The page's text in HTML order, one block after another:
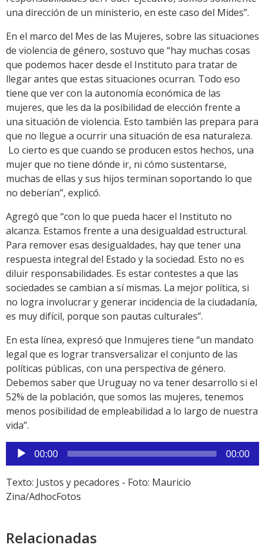
una dirección de un ministerio, en este caso del Mides”.
En el marco del Mes de las Mujeres, sobre las situaciones
de violencia de género, sostuvo que “hay muchas cosas
que podemos hacer desde el Instituto para tratar de
llegar antes que estas situaciones ocurran. Todo eso
tiene que ver con la autonomía económica de las
mujeres, que les da la posibilidad de elección frente a
una situación de violencia. Esto también las prepara para
que no llegue a ocurrir una situación de esa naturaleza.
Lo cierto es que cuando se producen estos hechos, una
mujer que no tiene dónde ir, ni cómo sustentarse,
muchas de ellas y sus hijos terminan soportando lo que
no deberían”, explicó.
Agregó que “con lo que pueda hacer el Instituto no
alcanza. Estamos frente a una desigualdad estructural.
Para remover esas desigualdades, hay que tener una
respuesta integral del Estado y la sociedad. Esto no es
diluir responsabilidades. Es estar contestes a que las
sociedades se cambian a sí mismas. La mejor política, si
no logra involucrar y generar incidencia de la ciudadanía,
es muy difícil, porque son pautas culturales”.
En esta línea, expresó que Inmujeres tiene “un mandato
legal que es lograr transversalizar el conjunto de las
políticas públicas, con una perspectiva de género.
Debemos saber que Uruguay no va tener desarrollo si el
52% de la población, que somos las mujeres, tenemos
menos posibilidad de empleabilidad a lo largo de nuestra
vida”.
Reproductor
de
audio
00:00 00:00
Texto: Justos y pecadores - Foto: Mauricio
Zina/AdhocFotos
Relacionadas